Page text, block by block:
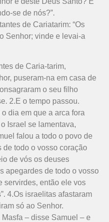
se de nós?”.
de Cariatarim: “Os
Senhor; vinde e levai-a
de Caria­­-tarim,
puseram-na em casa de
o seu filho
2.E o tempo passou.
dia em que a arca fora
Israel se lamentava,
falou a todo o povo de
de todo o vosso coração
de vós os deuses
apegardes de todo o vosso
servirdes, então ele vos
4.Os israelitas afastaram
só ao Senhor.
– disse Samuel – e